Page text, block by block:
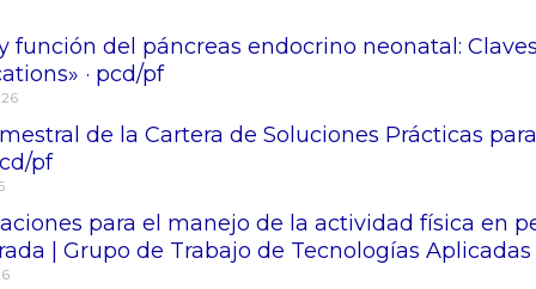
función del páncreas endocrino neonatal:
· pcd/pf
de la Cartera de Soluciones Prácticas
pf
para el manejo de la actividad física en
| Grupo de Trabajo de Tecnologías Aplicadas